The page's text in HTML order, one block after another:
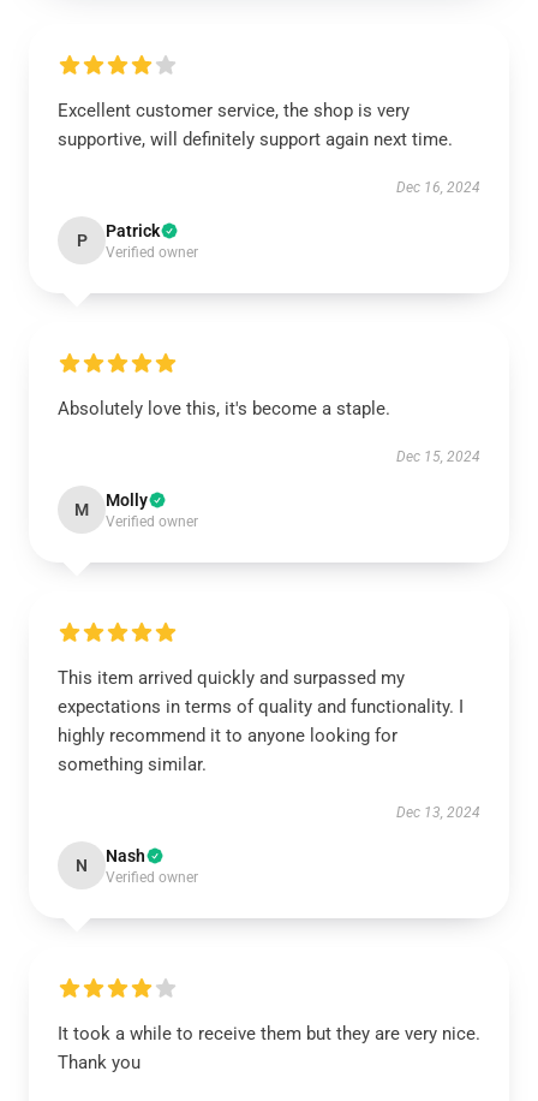
Excellent customer service, the shop is very
supportive, will definitely support again next time.
Dec 16, 2024
P Patrick
Verified owner
Absolutely love this, it's become a staple.
Dec 15, 2024
M Molly
Verified owner
This item arrived quickly and surpassed my
expectations in terms of quality and functionality. I
highly recommend it to anyone looking for
something similar.
Dec 13, 2024
N Nash
Verified owner
It took a while to receive them but they are very nice.
Thank you